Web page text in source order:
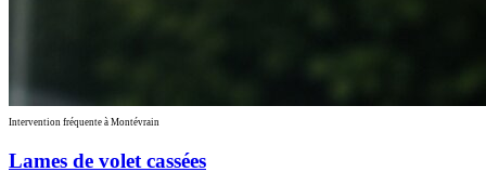
Intervention fréquente à Montévrain
Lames de volet cassées